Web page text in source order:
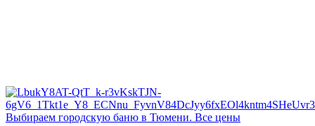
Выбираем городскую баню в Тюмени. Все цены